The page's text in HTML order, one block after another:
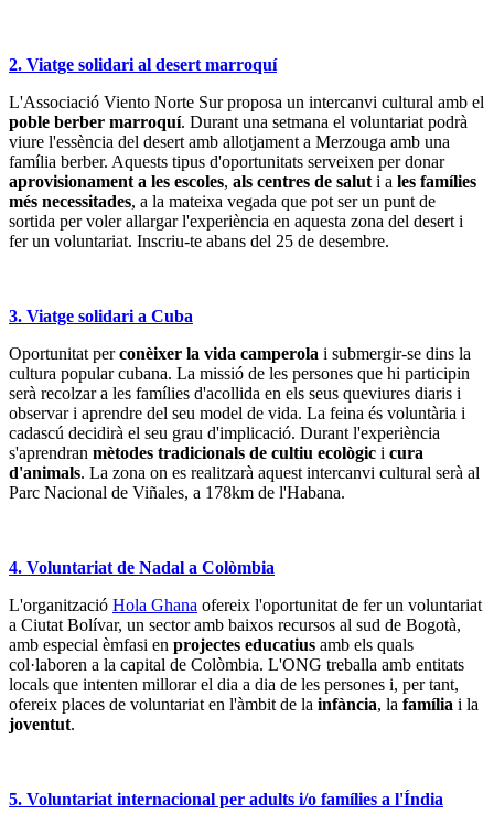
2. Viatge solidari al desert marroquí
L'Associació Viento Norte Sur proposa un intercanvi cultural amb el
poble berber marroquí. Durant una setmana el voluntariat podrà
viure l'essència del desert amb allotjament a Merzouga amb una
família berber. Aquests tipus d'oportunitats serveixen per donar
aprovisionament a les escoles, als centres de salut i a les famílies
més necessitades, a la mateixa vegada que pot ser un punt de
sortida per voler allargar l'experiència en aquesta zona del desert i
fer un voluntariat. Inscriu-te abans del 25 de desembre.
3. Viatge solidari a Cuba
Oportunitat perconèixer la vida camperola i submergir-se dins la
cultura popular cubana. La missió de les persones que hi participin
serà recolzar a les famílies d'acollida en els seus queviures diaris i
observar i aprendre del seu model de vida. La feina és voluntària i
cadascú decidirà el seu grau d'implicació. Durant l'experiència
s'aprendran mètodes tradicionals de cultiu ecològic i cura
d'animals. La zona on es realitzarà aquest intercanvi cultural serà al
Parc Nacional de Viñales, a 178km de l'Habana.
4. Voluntariat de Nadal a Colòmbia
L'organització Hola Ghana ofereix l'oportunitat de fer un voluntariat
a Ciutat Bolívar, un sector amb baixos recursos al sud de Bogotà,
amb especial èmfasi en projectes educatius amb els quals
col·laboren a la capital de Colòmbia. L'ONG treballa amb entitats
locals que intenten millorar el dia a dia de les persones i, per tant,
ofereix places de voluntariat en l'àmbit de la infància, la família i la
joventut.
5. Voluntariat internacional per adults i/o famílies a l'Índia